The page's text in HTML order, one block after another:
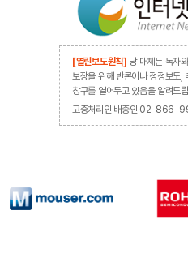
[열린보도원칙] 당 매체는 독자
보장을 위해 반론이나 정정보도,
창구를 열어두고 있음을 알려드
고충처리인 배종인 02-